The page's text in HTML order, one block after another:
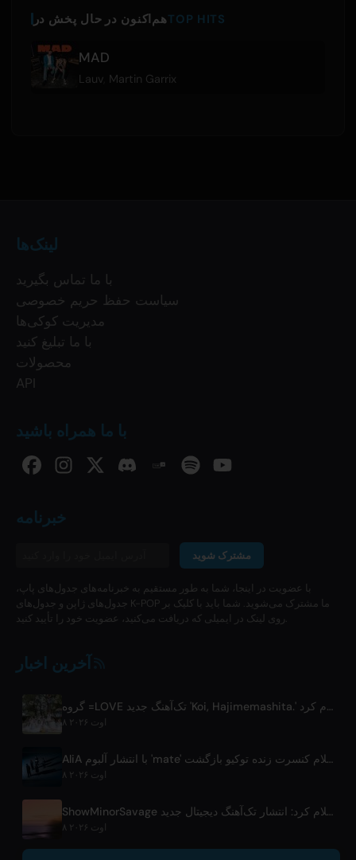
هم‌اکنون در حال پخش درTOP HITS
MAD
Lauv, Martin Garrix
لینک‌ها
با ما تماس بگیرید
سیاست حفظ حریم خصوصی
مدیریت کوکی‌ها
با ما تبلیغ کنید
محصولات
API
با ما همراه باشید
خبرنامه
مشترک شوید
با عضویت در اینجا، شما به طور مستقیم به خبرنامه‌های جدول‌های پاپ،
جدول‌های ژاپن و جدول‌های K-POP ما مشترک می‌شوید. شما باید با کلیک بر
روی لینک در ایمیلی که دریافت می‌کنید، عضویت خود را تأیید کنید.
آخرین اخبار
گروه =LOVE تک‌آهنگ جدید 'Koi, Hajimemashita.' و کنسرت‌های توکیو دوم را اعلام کرد
۸ اوت ۲۰۲۶
AliA با انتشار آلبوم 'mate' پس از توقف فعالیت و اعلام کنسرت زنده توکیو بازگشت
۸ اوت ۲۰۲۶
ShowMinorSavage اعلام کرد: انتشار تک‌آهنگ دیجیتال جدید 'Gradation'
۸ اوت ۲۰۲۶